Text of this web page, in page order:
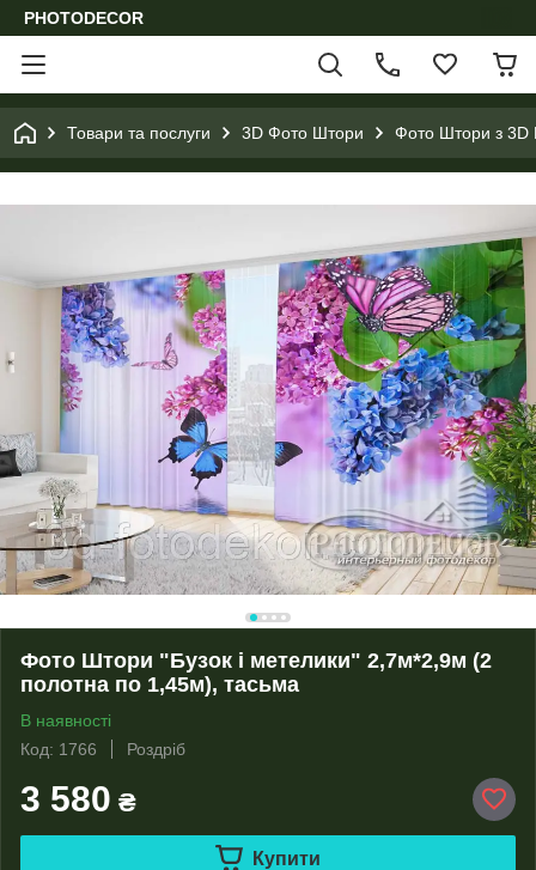
PHOTODECOR
Товари та послуги 3D Фото Штори Фото Штори з 3D
Фото Штори "Бузок і метелики" 2,7м*2,9м (2
полотна по 1,45м), тасьма
В наявності
Код: 1766
Роздріб
3 580 ₴
Купити